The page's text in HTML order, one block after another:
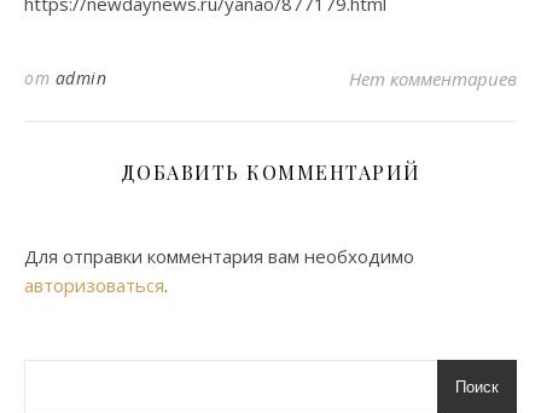
от admin Нет комментариев
ДОБАВИТЬ КОММЕНТАРИЙ
Для отправки комментария вам необходимо
авторизоваться.
Поиск